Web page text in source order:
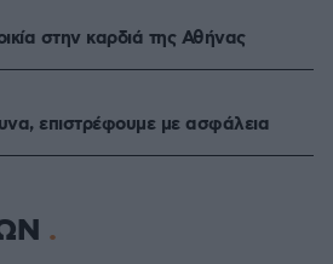
στην καρδιά της Αθήνας
επιστρέφουμε με ασφάλεια